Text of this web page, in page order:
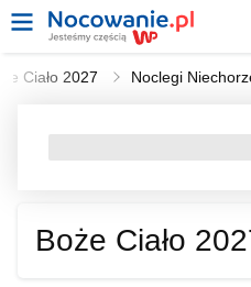
Ciało 2027 Noclegi
Boże Ciało